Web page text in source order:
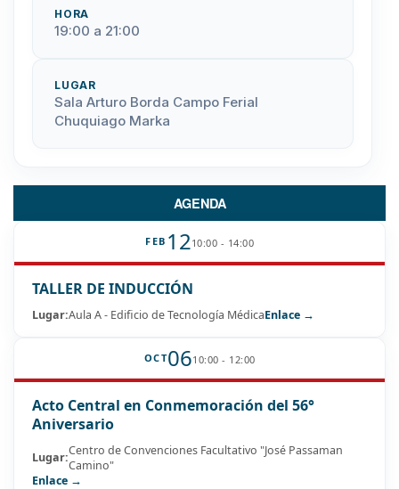
HORA
19:00 a 21:00
LUGAR
Sala Arturo Borda Campo Ferial
Chuquiago Marka
AGENDA
FEB 1210:00 - 14:00
TALLER DE INDUCCIÓN
Lugar:Aula A - Edificio de Tecnología MédicaEnlace →
OCT0610:00 - 12:00
Acto Central en Conmemoración del 56°
Aniversario
Lugar:Centro de Convenciones Facultativo "José Passaman
Camino"
Enlace →